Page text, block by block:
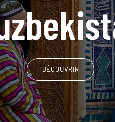
DÉCOUVRIR